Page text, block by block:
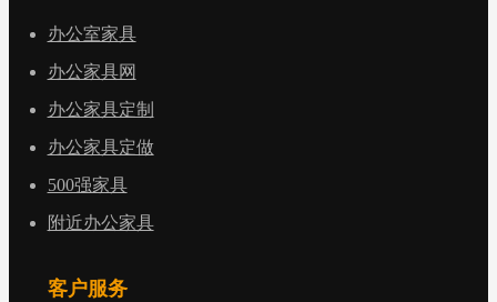
办公室家具
办公家具网
办公家具定制
办公家具定做
500强家具
附近办公家具
客户服务